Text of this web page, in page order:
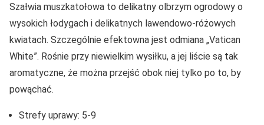
Szałwia muszkatołowa to delikatny olbrzym ogrodowy o
wysokich łodygach i delikatnych lawendowo-różowych
kwiatach. Szczególnie efektowna jest odmiana „Vatican
White”. Rośnie przy niewielkim wysiłku, a jej liście są tak
aromatyczne, że można przejść obok niej tylko po to, by
powąchać.
Strefy uprawy: 5-9